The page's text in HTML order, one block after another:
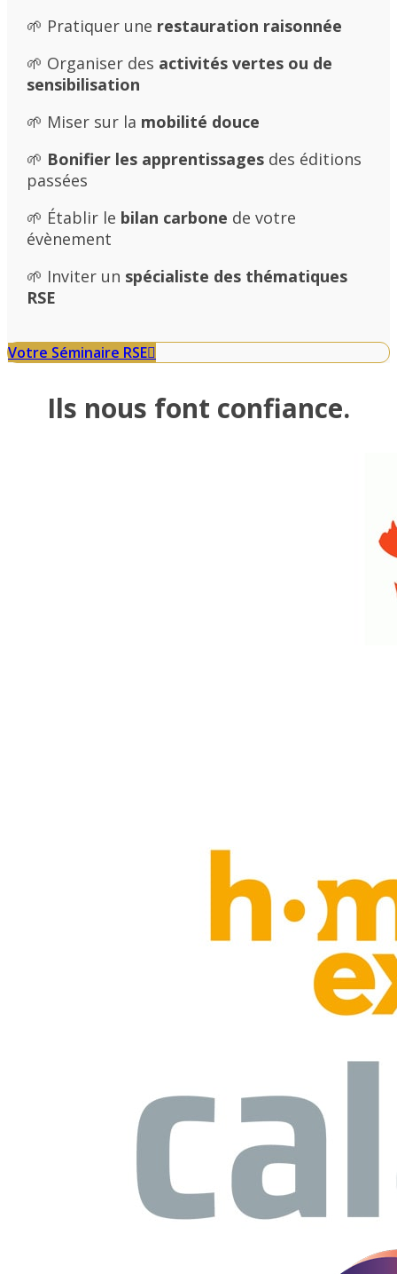
🌱 Pratiquer une restauration raisonnée
🌱 Organiser des activités vertes ou de
sensibilisation
🌱 Miser sur la mobilité douce
🌱 Bonifier les apprentissagesdes éditions
passées
🌱 Établir le bilan carbone de votre
évènement
🌱 Inviter un spécialiste des thématiques
RSE
Votre Séminaire RSE
Ils nous font confiance.